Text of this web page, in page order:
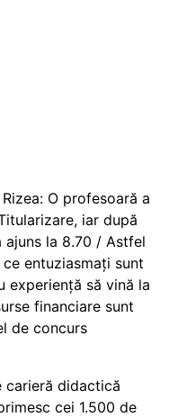
O profesoară a
iar după
la 8.70 / Astfel
entuziasmați sunt
experiență să vină la
financiare sunt
de concurs
carieră didactică
cei 1.500 de